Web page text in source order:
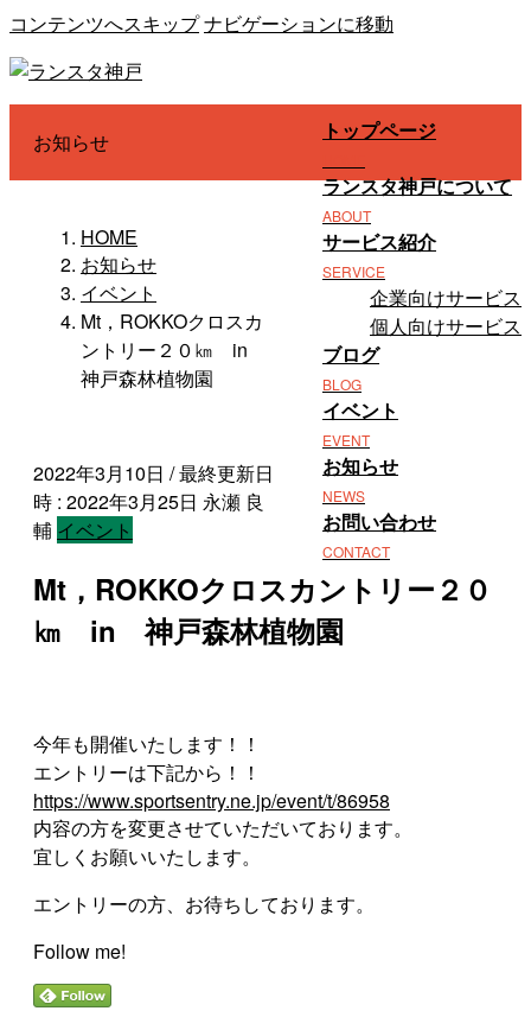
コンテンツへスキップナビゲーションに移動
トップページ
ランスタ神戸について
ABOUT
サービス紹介
SERVICE
企業向けサービス
個人向けサービス
ブログ
BLOG
イベント
EVENT
お知らせ
NEWS
お問い合わせ
CONTACT
お知らせ
HOME
お知らせ
イベント
Mt，ROKKOクロスカ
ントリー２０㎞ in
神戸森林植物園
2022年3月10日 / 最終更新日
時 : 2022年3月25日 永瀬 良
輔 イベント
Mt，ROKKOクロスカントリー２０
㎞ in 神戸森林植物園
今年も開催いたします！！
エントリーは下記から！！
https://www.sportsentry.ne.jp/event/t/86958
内容の方を変更させていただいております。
宜しくお願いいたします。
エントリーの方、お待ちしております。
Follow me!